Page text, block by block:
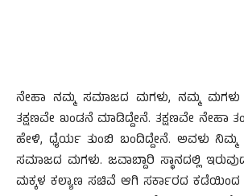
ನೇಹಾ ನಮ್ಮ ಸಮಾಜದ ಮಗಳು, ನಮ್ಮ ಮಗಳು
ತಕ್ಷಣವೇ ಖಂಡನೆ ಮಾಡಿದ್ದೇನೆ. ತಕ್ಷಣವೇ ನೇಹಾ
ಹೇಳಿ, ಧೈರ್ಯ ತುಂಬಿ ಬಂದಿದ್ದೇನೆ. ಅವಳು ನಿಮ್ಮ
ಸಮಾಜದ ಮಗಳು. ಜವಾಬ್ದಾರಿ ಸ್ಥಾನದಲ್ಲಿ
ಮಕ್ಕಳ ಕಲ್ಯಾಣ ಸಚಿವೆ ಆಗಿ ಸರ್ಕಾರದ ಕಡೆಯಿಂದ